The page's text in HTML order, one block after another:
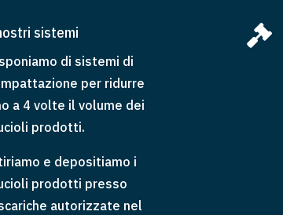
sistemi
di sistemi di
per ridurre
a 4 volte il volume dei
prodotti.
e depositiamo i
prodotti presso
autorizzate nel
